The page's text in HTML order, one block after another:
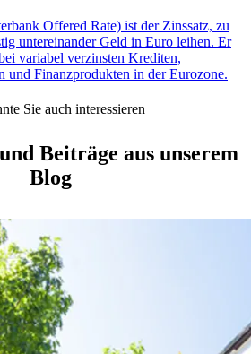
Offered Rate) ist der Zinssatz, zu
untereinander Geld in Euro leihen. Er
variabel verzinsten Krediten,
und Finanzprodukten in der Eurozone.
Sie auch interessieren
Beiträge aus unserem
Blog